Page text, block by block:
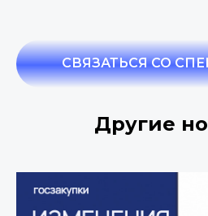
СВЯЗАТЬСЯ СО
Другие